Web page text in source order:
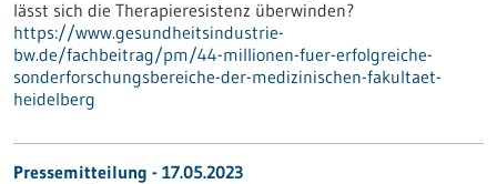
lässt sich die Therapieresistenz überwinden?
https://www.gesundheitsindustrie-
bw.de/fachbeitrag/pm/44-millionen-fuer-erfolgreiche-
sonderforschungsbereiche-der-medizinischen-fakultaet-
heidelberg
Pressemitteilung - 17.05.2023